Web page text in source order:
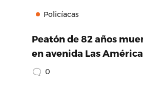
Policíacas
Peatón de 82 años
en avenida Las
0